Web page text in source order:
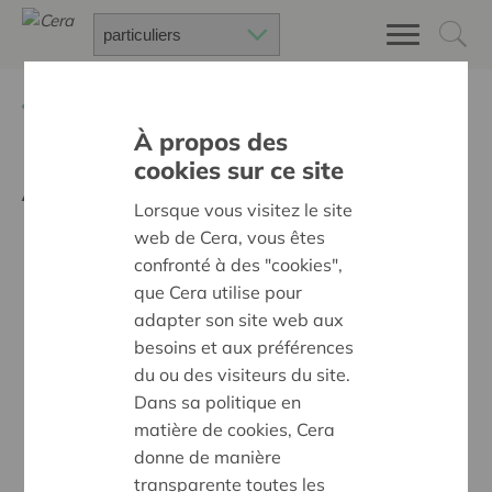
Après la pluie
À propos des
cookies sur ce site
Lorsque vous visitez le site
web de Cera, vous êtes
confronté à des "cookies",
que Cera utilise pour
adapter son site web aux
besoins et aux préférences
du ou des visiteurs du site.
Dans sa politique en
matière de cookies, Cera
donne de manière
transparente toutes les